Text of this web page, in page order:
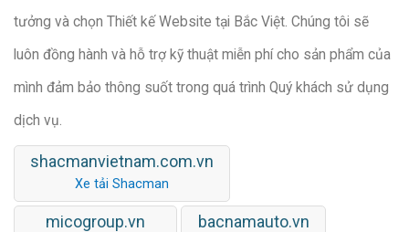
tưởng và chọn Thiết kế Website tại Bắc Việt. Chúng tôi sẽ
luôn đồng hành và hỗ trợ kỹ thuật miễn phí cho sản phẩm của
mình đảm bảo thông suốt trong quá trình Quý khách sử dụng
dịch vụ.
shacmanvietnam.com.vn
Xe tải Shacman
micogroup.vn bacnamauto.vn